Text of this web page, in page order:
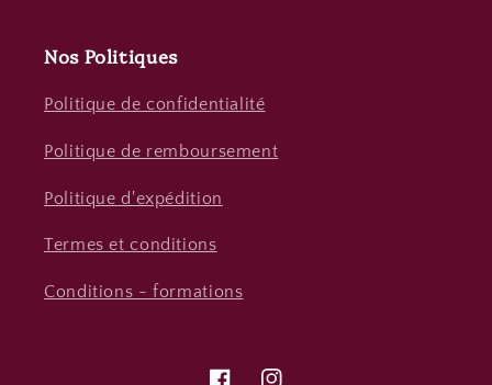
Nos Politiques
Politique de confidentialité
Politique de remboursement
Politique d'expédition
Termes et conditions
Conditions - formations